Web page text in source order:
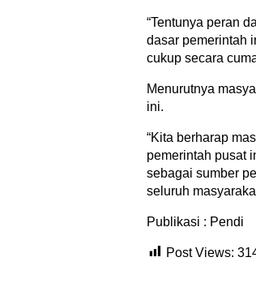
“Tentunya peran
dasar pemerintah
cukup secara
Menurutnya
ini.
“Kita berharap
pemerintah pusat
sebagai sumber
seluruh
Publikasi : Pendi
Post Views: